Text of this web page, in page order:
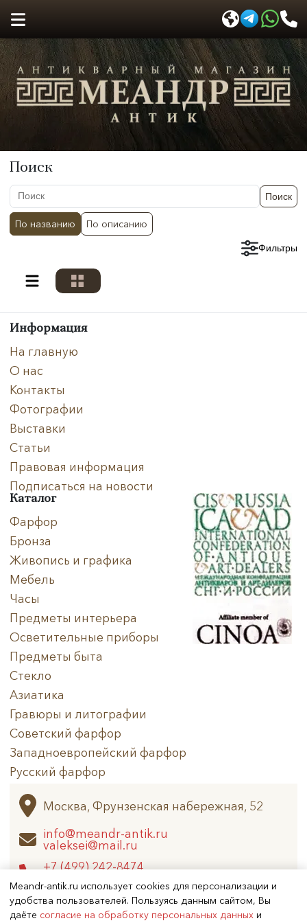
Поиск
Поиск
По названию По описанию
Фильтры
Разделы
Направление
Век
Страна
Цена
Тип
Автор
Стиль
Формат
Техника
Материал
Meandr-antik.ru использует cookies для персонализации и
удобства пользователей. Пользуясь данным сайтом, Вы
даёте согласие на обработку персональных данных и
Информация
На главную
О нас
Контакты
Фотографии
Выставки
Статьи
Правовая информация
Подписаться на новости
Каталог
Фарфор
Бронза
Живопись и графика
Мебель
Часы
Предметы интерьера
Осветительные приборы
Предметы быта
Стекло
Азиатика
Гравюры и литографии
Советский фарфор
Западноевропейский фарфор
Русский фарфор
Архив
Москва, Фрунзенская набережная, 52
info@meandr-antik.ru
valeksei@mail.ru
+7 (499) 242-8474
+7 (925) 506-6926
Не является публичной офертой